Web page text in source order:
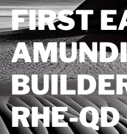
FIRST
RHE-QD